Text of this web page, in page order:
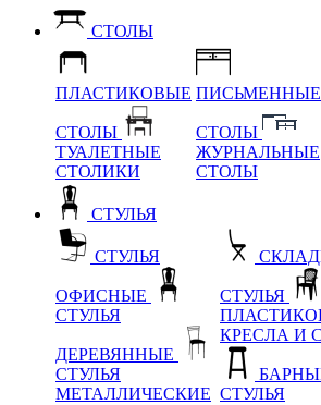
СТОЛЫ
ПЛАСТИКОВЫЕ
СТОЛЫ
ТУАЛЕТНЫЕ
СТОЛИКИ
ПИСЬМЕННЫЕ
СТОЛЫ
ЖУРНАЛЬНЫЕ
СТОЛЫ
СТУЛЬЯ
СТУЛЬЯ
ОФИСНЫЕ
СТУЛЬЯ
ДЕРЕВЯННЫЕ
СТУЛЬЯ
МЕТАЛЛИЧЕСКИЕ
СТУЛЬЯ
КРЕСЛА И
СТУЛЬЯ